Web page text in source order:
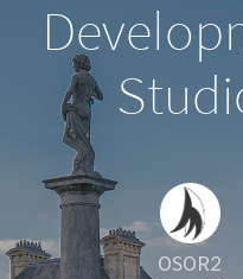
OSOR2